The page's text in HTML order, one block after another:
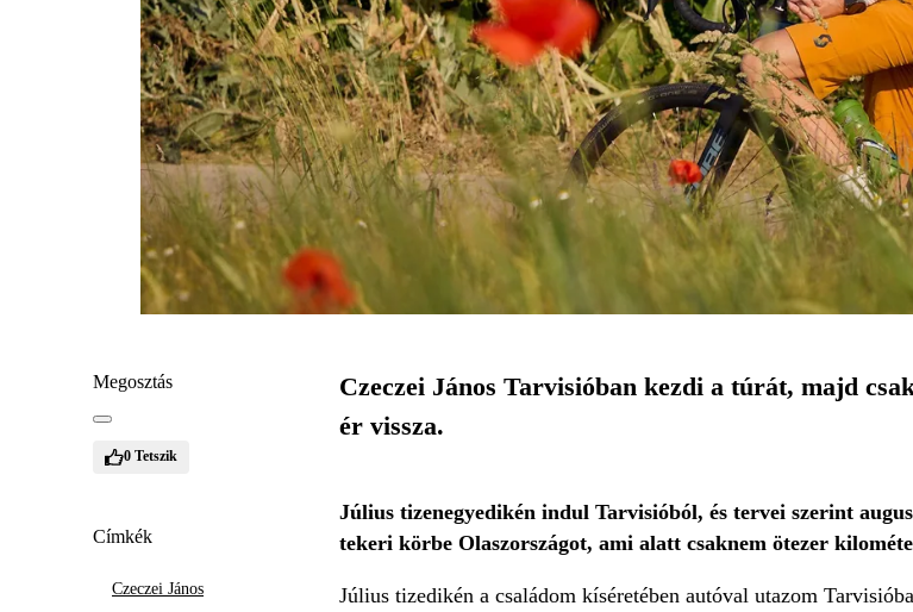
Megosztás
0 Tetszik
Címkék
Czeczei János
Czeczei János Tarvisióban kezdi a túrát, majd
ér vissza.
Július tizenegyedikén indul Tarvisióból, és tervei szerint
tekeri körbe Olaszországot, ami alatt csaknem ötezer
Július tizedikén a családom kíséretében autóval utazom